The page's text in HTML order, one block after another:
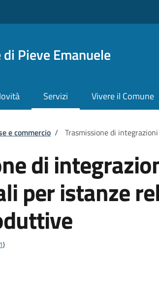
Pieve Emanuele
Servizi Vivere il Comune
e commercio / Trasmissione di
di
per istanze
)